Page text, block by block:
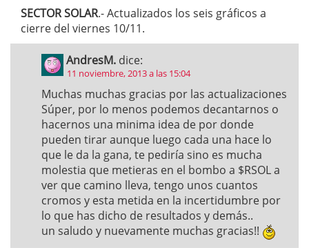
SECTOR SOLAR.- Actualizados los seis gráficos a
cierre del viernes 10/11.
AndresM. dice:
11 noviembre, 2013 a las 15:04
Muchas muchas gracias por las actualizaciones
Súper, por lo menos podemos decantarnos o
hacernos una minima idea de por donde
pueden tirar aunque luego cada una hace lo
que le da la gana, te pediría sino es mucha
molestia que metieras en el bombo a $RSOL a
ver que camino lleva, tengo unos cuantos
cromos y esta metida en la incertidumbre por
lo que has dicho de resultados y demás..
un saludo y nuevamente muchas gracias!!